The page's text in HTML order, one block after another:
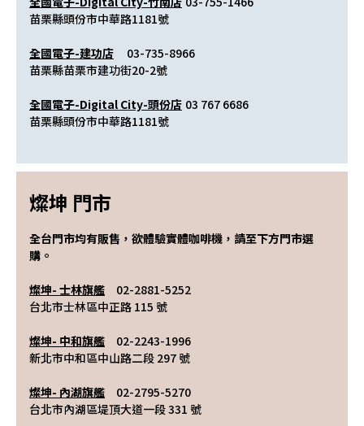
苗栗縣頭份市中華路1181號
全國電子-建功店
	03-735-8966
苗栗縣苗栗市建功街20-2號
全國電子-Digital City-頭份店
	03 767 6686
苗栗縣頭份市中華路1181號
燦坤 門市
全台門市均有販售，欲體驗實體咖啡機，請至下方門市選
購。
燦坤- 士林旗艦 02-2881-5252
台北市士林區中正路 115 號
燦坤- 中和旗艦 02-2243-1996
新北市中和區中山路二段 297 號
燦坤- 內湖旗艦 02-2795-5270
台北市內湖區堤頂大道一段 331 號